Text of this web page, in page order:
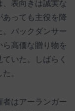
表向きは誠実な
あっても主役を降
。バックダンサー
高価な贈り物を
いた。しばらく
。
者はアーランガー